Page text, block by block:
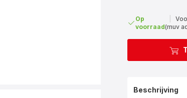
Op
voorraad(muv
Beschrijving